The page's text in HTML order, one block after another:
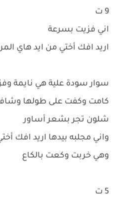
9 ت
اني فزيت بسرعة
اريد افك أختي من ايد هاي
سوار سودة علية هي نايمة
كامت وكفت على طولها
شلون تجر بشعر أساور
واني مجلبه بيدها اريد افك
وهي خربت وكعت بالكاع
5 ت